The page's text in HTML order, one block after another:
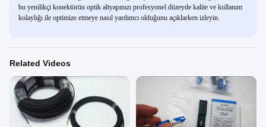
bu yenilikçi konektörün optik altyapınızı profesyonel düzeyde kalite ve kullanım
kolaylığı ile optimize etmeye nasıl yardımcı olduğunu açıklarken izleyin.
Related Videos